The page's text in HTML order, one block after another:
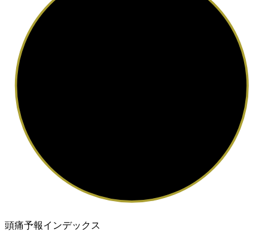
頭痛予報インデックス